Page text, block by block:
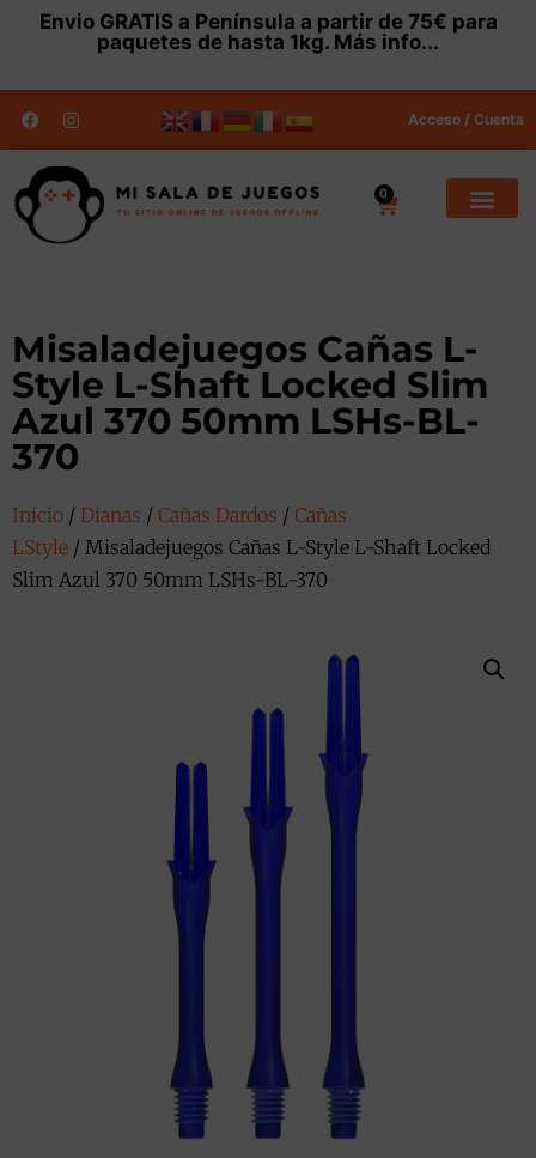
Envio GRATISa Península a partir de 75€ para
paquetes de hasta 1kg. Más info...
Acceso / Cuenta
0
Misaladejuegos Cañas L-
Style L-Shaft Locked Slim
Azul 370 50mm LSHs-BL-
370
Inicio / Dianas / Cañas Dardos / Cañas
LStyle / Misaladejuegos Cañas L-Style L-Shaft Locked
Slim Azul 370 50mm LSHs-BL-370